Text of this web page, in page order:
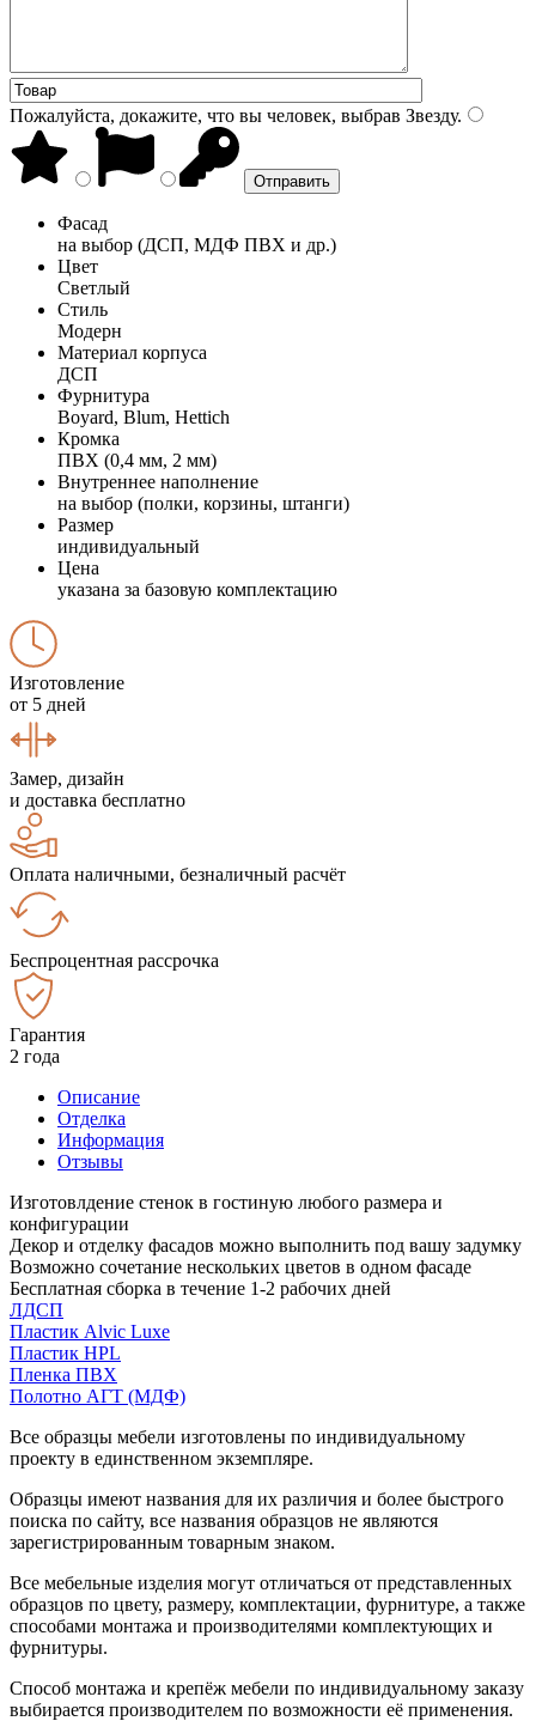
Пожалуйста, докажите, что вы человек, выбрав Звезду.
Фасад
на выбор (ДСП, МДФ ПВХ и др.)
Цвет
Светлый
Стиль
Модерн
Материал корпуса
ДСП
Фурнитура
Boyard, Blum, Hettich
Кромка
ПВХ (0,4 мм, 2 мм)
Внутреннее наполнение
на выбор (полки, корзины, штанги)
Размер
индивидуальный
Цена
указана за базовую комплектацию
Изготовление
от 5 дней
Замер, дизайн
и доставка бесплатно
Оплата наличными, безналичный расчёт
Беспроцентная рассрочка
Гарантия
2 года
Описание
Отделка
Информация
Отзывы
Изготовлдение стенок в гостиную любого размера и
конфигурации
Декор и отделку фасадов можно выполнить под вашу задумку
Возможно сочетание нескольких цветов в одном фасаде
Бесплатная сборка в течение 1-2 рабочих дней
ЛДСП
Пластик Alvic Luxe
Пластик HPL
Пленка ПВХ
Полотно АГТ (МДФ)
Все образцы мебели изготовлены по индивидуальному
проекту в единственном экземпляре.
Образцы имеют названия для их различия и более быстрого
поиска по сайту, все названия образцов не являются
зарегистрированным товарным знаком.
Все мебельные изделия могут отличаться от представленных
образцов по цвету, размеру, комплектации, фурнитуре, а также
способами монтажа и производителями комплектующих и
фурнитуры.
Способ монтажа и крепёж мебели по индивидуальному заказу
выбирается производителем по возможности её применения.